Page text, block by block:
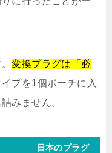
。変換プラグは「必
プを1個ポーチに入
みません。
日本のプラグ